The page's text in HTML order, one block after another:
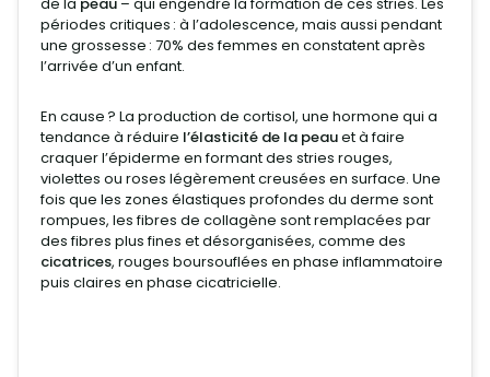
périodes critiques : à l’adolescence, mais aussi pendant
une grossesse : 70% des femmes en constatent après
l’arrivée d’un enfant.
En cause ? La production de cortisol, une hormone qui a
tendance à réduire l’élasticité de la peauet à faire
craquer l’épiderme en formant des stries rouges,
violettes ou roses légèrement creusées en surface. Une
fois que les zones élastiques profondes du derme sont
rompues, les fibres de collagène sont remplacées par
des fibres plus fines et désorganisées, comme des
cicatrices, rouges boursouflées en phase inflammatoire
puis claires en phase cicatricielle.